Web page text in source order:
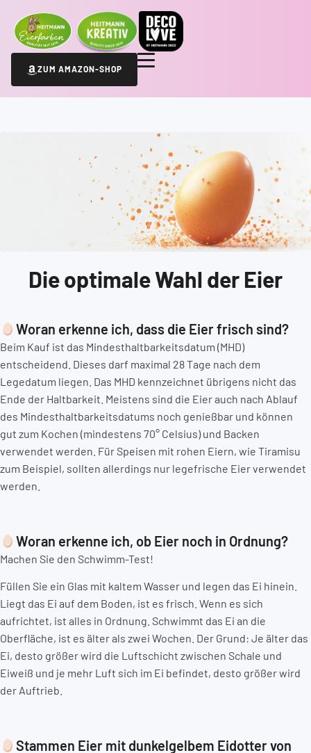
ZUM AMAZON-SHOP
Die optimale Wahl der Eier
Woran erkenne ich, dass die Eier frisch sind?
Beim Kauf ist das Mindesthaltbarkeitsdatum (MHD)
entscheidend. Dieses darf maximal 28 Tage nach dem
Legedatum liegen. Das MHD kennzeichnet übrigens nicht das
Ende der Haltbarkeit. Meistens sind die Eier auch nach Ablauf
des Mindesthaltbarkeitsdatums noch genießbar und können
gut zum Kochen (mindestens 70° Celsius) und Backen
verwendet werden. Für Speisen mit rohen Eiern, wie Tiramisu
zum Beispiel, sollten allerdings nur legefrische Eier verwendet
werden.
Woran erkenne ich, ob Eier noch in Ordnung?
Machen Sie den Schwimm-Test!
Füllen Sie ein Glas mit kaltem Wasser und legen das Ei hinein.
Liegt das Ei auf dem Boden, ist es frisch. Wenn es sich
aufrichtet, ist alles in Ordnung. Schwimmt das Ei an die
Oberfläche, ist es älter als zwei Wochen. Der Grund: Je älter das
Ei, desto größer wird die Luftschicht zwischen Schale und
Eiweiß und je mehr Luft sich im Ei befindet, desto größer wird
der Auftrieb.
Stammen Eier mit dunkelgelbem Eidotter von